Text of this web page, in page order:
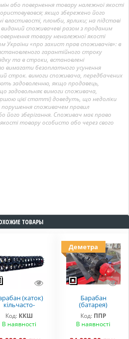
або повернення товару належної якості
якщо збережено його
властивості, пломби, ярлики; на підставі
споживачеві разом з проданим
товару неналежної якості
України «про захист прав споживачів»: в
гарантійного строку
та в строки, встановлені
вимагати безоплатного усунення
строк. вимоги споживача, передбачених
задоволенню, якщо продавець,
задовольняє вимоги споживача,
цієї статті) доведуть, що недоліки
порушення споживачем правил
його зберігання. Споживач має право
товару особисто або через свого
ТОВАРЫ
(каток)
кільчасто-
Код: ККШ
В наявності
Деметра
Барабан
(батарея)
подрібнювач
пожнивних
решток ППР
Код: ППР
В наявності